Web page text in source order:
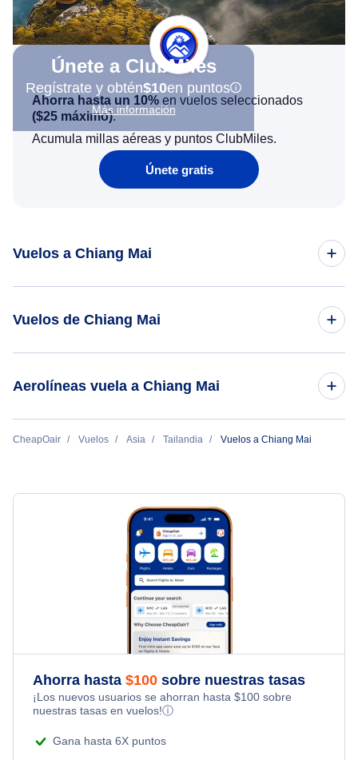
Únete a ClubMiles
Regístrate y obtén$10en puntos
Más información
Ahorra hasta un 10% en vuelos seleccionados
($25 máximo).
Acumula millas aéreas y puntos ClubMiles.
Únete gratis
Vuelos a Chiang Mai
Vuelos de Washington DC a Chiang Mai
Vuelos de Bostón a Chiang Mai
Vuelos de Chiang Mai
Aerolíneas vuela a Chiang Mai
Thai Airways
CheapOair Vuelos Asia Tailandia Vuelos a Chiang Mai
Ahorra hasta $100 sobre nuestras tasas
¡Los nuevos usuarios se ahorran hasta $100 sobre
nuestras tasas en vuelos!ⓘ
Gana hasta 6X puntos